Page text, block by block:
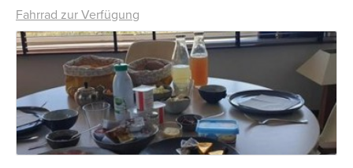
Fahrrad zur Verfügung